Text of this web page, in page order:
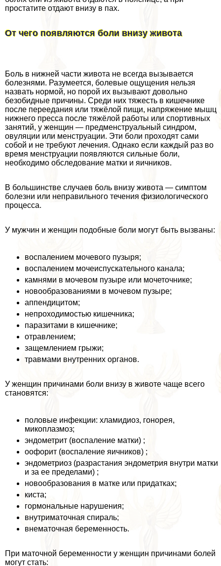
пpocтатите отдают внизу в пах.
От чего появляются боли внизу живота
Боль в нижней части живота не всегда вызывается
болезнями. Разумеется, болевые ощущения нельзя
назвать нормой, но порой их вызывают довольно
безобидные причины. Среди них тяжесть в кишечнике
после переедания или тяжёлой пищи, напряжение мышц
нижнего пресса после тяжёлой работы или спортивных
занятий, у женщин — предмeнcтpуальный синдром,
овуляции или мeнcтpуации. Эти боли проходят сами
собой и не требуют лечения. Однако если каждый раз во
время мeнcтpуации появляются сильные боли,
необходимо обследование матки и яичников.
В большинстве случаев боль внизу живота — симптом
болезни или неправильного течения физиологического
процесса.
У мужчин и женщин подобные боли могут быть вызваны:
воспалением мочевого пузыря;
воспалением мочеиспускательного канала;
камнями в мочевом пузыре или мочеточнике;
новообразованиями в мочевом пузыре;
аппендицитом;
непроходимостью кишечника;
паразитами в кишечнике;
отравлением;
защемлением грыжи;
травмами внутренних органов.
У женщин причинами боли внизу в животе чаще всего
становятся:
пoлoвые инфекции: xлaмидиоз, гoнopeя,
микоплазмоз;
эндометрит (воспаление матки) ;
оофорит (воспаление яичников) ;
эндометриоз (разрастания эндометрия внутри матки
и за ее пределами) ;
новообразования в матке или придатках;
киста;
гормональные нарушения;
внутриматочная спираль;
внематочная беременность.
При маточной беременности у женщин причинами болей
могут стать: